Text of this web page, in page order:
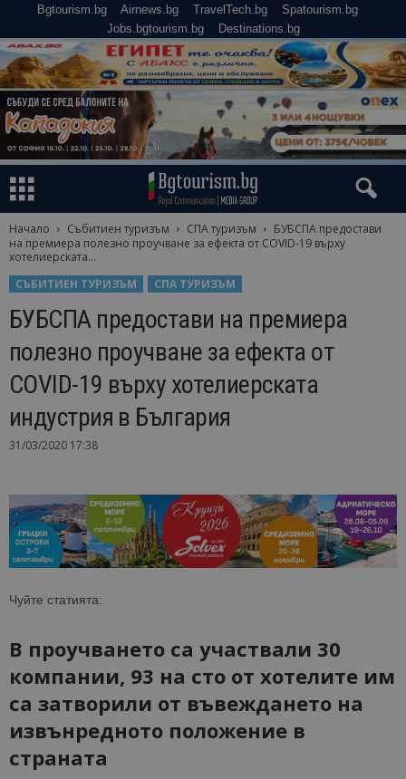
Bgtourism.bg Airnews.bg TravelTech.bg
Spatourism.bg
Jobs.bgtourism.bg
Destinations.bg
Начало Събитиен туризъм СПА туризъм
БУБСПА предостави
на премиера полезно проучване за ефекта от COVID-19 върху
хотелиерската...
СЪБИТИЕН ТУРИЗЪМ
СПА ТУРИЗЪМ
БУБСПА предостави на премиера
полезно проучване за ефекта от
COVID-19 върху хотелиерската
индустрия в България
31/03/2020 17:38
Чуйте статията:
В проучването са участвали 30
компании, 93 на сто от хотелите им
са затворили от въвеждането на
извънредното положение в
страната